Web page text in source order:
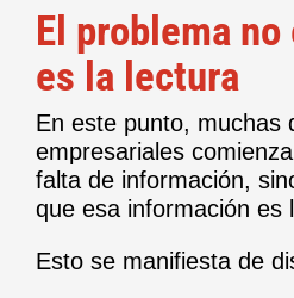
El problema
es la lectura
En este punto, muchas
empresariales
falta de información,
que esa información es
Esto se manifiesta de